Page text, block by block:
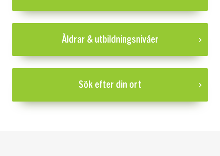
Åldrar & utbildningsnivåer
Sök efter din ort